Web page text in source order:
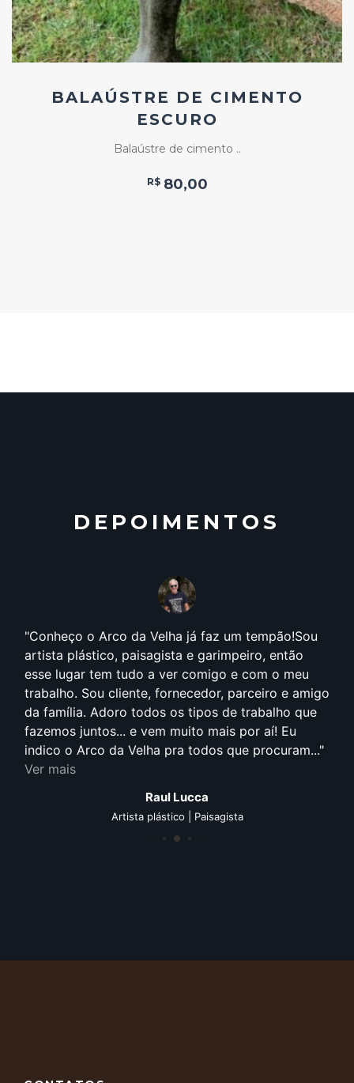
BALAÚSTRE DE CIMENTO
ESCURO
Balaústre de cimento ..
R$ 80,00
DEPOIMENTOS
Conheço o Arco da Velha já faz um tempão!Sou
artista plástico, paisagista e garimpeiro, então
esse lugar tem tudo a ver comigo e com o meu
trabalho. Sou cliente, fornecedor, parceiro e amigo
da família. Adoro todos os tipos de trabalho que
fazemos juntos... e vem muito mais por aí! Eu
indico o Arco da Velha pra todos que procuram...
Ver mais
Raul Lucca
Artista plástico | Paisagista